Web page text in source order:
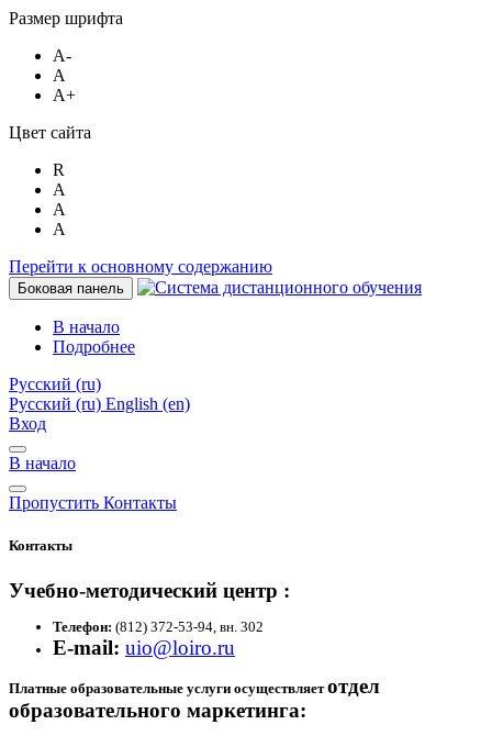
Размер шрифта
A-
A
A+
Цвет сайта
R
A
A
A
Перейти к основному содержанию
Боковая панель
В начало
Подробнее
Русский ‎(ru)‎
Русский ‎(ru)‎ English ‎(en)‎
Вход
В начало
Пропустить Контакты
Контакты
Учебно-методический центр :
Телефон: (812) 372-53-94, вн. 302
E-mail: uio@loiro.ru
Платные образовательные услуги осуществляетотдел
образовательного маркетинга: